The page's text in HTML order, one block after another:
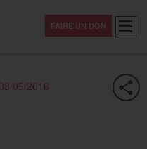
FAIRE UN DON
05/2016